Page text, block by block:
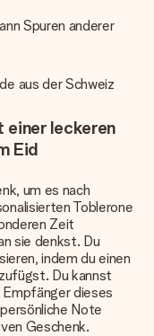
Spuren anderer
aus der Schweiz
einer leckeren
Eid
um es nach
Toblerone
Zeit
sie denkst. Du
indem du einen
Du kannst
dieses
Note
Geschenk.